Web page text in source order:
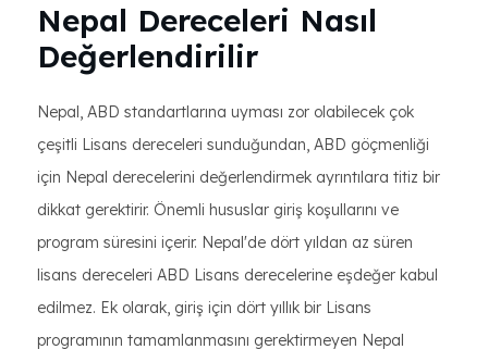
Nepal Dereceleri Nasıl
Değerlendirilir
Nepal, ABD standartlarına uyması zor olabilecek çok
çeşitli Lisans dereceleri sunduğundan, ABD göçmenliği
için Nepal derecelerini değerlendirmek ayrıntılara titiz bir
dikkat gerektirir. Önemli hususlar giriş koşullarını ve
program süresini içerir. Nepal'de dört yıldan az süren
lisans dereceleri ABD Lisans derecelerine eşdeğer kabul
edilmez. Ek olarak, giriş için dört yıllık bir Lisans
programının tamamlanmasını gerektirmeyen Nepal